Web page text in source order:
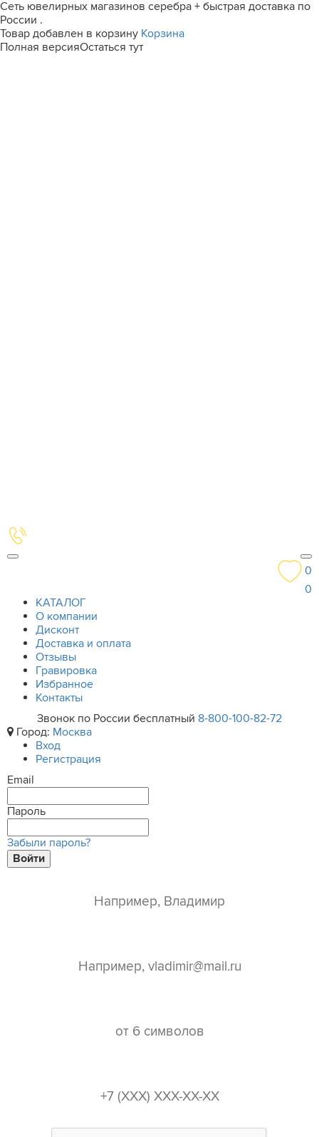
Сеть ювелирных магазинов серебра + быстрая доставка по
России .
Товар добавлен в корзину Корзина
Полная версияОстаться тут
0
0
КАТАЛОГ
О компании
Дисконт
Доставка и оплата
Отзывы
Гравировка
Избранное
Контакты
Звонок по России бесплатный 8-800-100-82-72
Город: Москва
Вход
Регистрация
Email
Пароль
Забыли пароль?
Войти